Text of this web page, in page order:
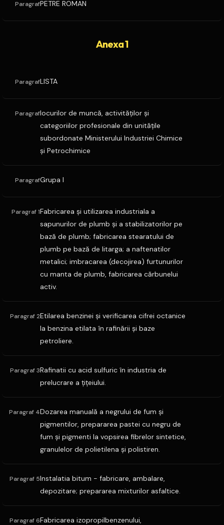
ParagrafPETRE ROMAN
Anexa 1
ParagrafLISTA
Paragraflocurilor de muncă, activităţilor şi
categoriilor profesionale din unităţile
subordonate Ministerului Industriei Chimice
şi Petrochimice
ParagrafGrupa I
Paragraf 1Fabricarea şi utilizarea industriala a
sapunurilor de plumb şi a stabilizatorilor pe
bază de plumb; fabricarea stearatului de
plumb pe bază de litarga; a naftenatilor
metalici; imbracarea (decojirea) furtunurilor
cu manta de plumb, fabricarea cărbunelui
activ.
Paragraf 2Etilarea benzinei şi verificarea cifrei octanice
la benzina etilata în rafinării şi baze
petroliere.
Paragraf 3Rafinatii cu acid sulfuric în industria de
prelucrare a ţiţeiului.
Paragraf 4Dozarea manuală a negrului de fum şi
pigmentilor, prepararea pastei cu negru de
fum şi pigmenti la vopsirea fibrelor sintetice,
granulelor de polietilena şi polistiren.
Paragraf 5Instalatia bitum - fabricare, ambalare,
depozitare; prepararea mixturilor asfaltice.
Paragraf 6Fabricarea izopropilbenzenului,